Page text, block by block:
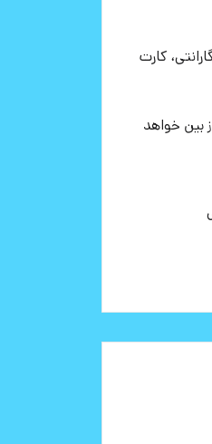
کارت
بین خواهد